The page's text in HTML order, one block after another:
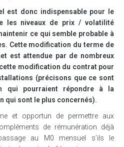
est donc indispensable pour le
les niveaux de prix / volatilité
ce qui semble probable à
Cette modification du terme de
est attendue par de nombreux
modification du contrat pour
(précisons que ce sont
qui pourraient répondre à la
qui sont le plus concernés).
et opportun de permettre aux
de rémunération déjà
au M0 mensuel s’ils le